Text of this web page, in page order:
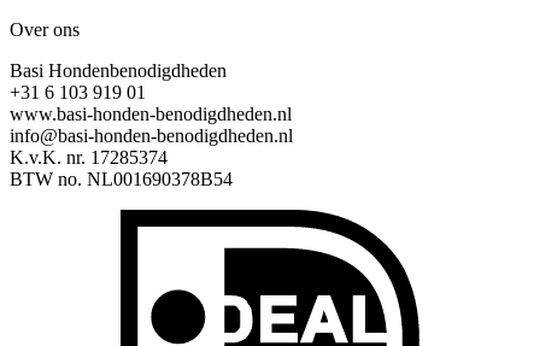
Over ons
Basi Hondenbenodigdheden
+31 6 103 919 01
www.basi-honden-benodigdheden.nl
info@basi-honden-benodigdheden.nl
K.v.K. nr. 17285374
BTW no. NL001690378B54